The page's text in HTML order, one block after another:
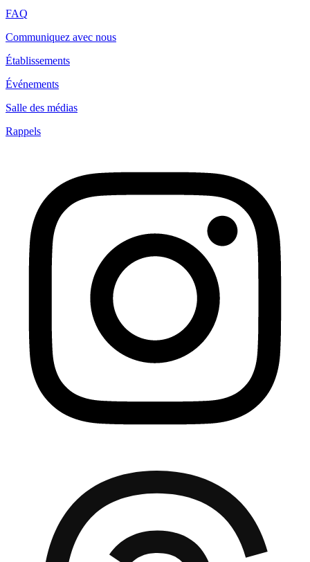
FAQ
Communiquez avec nous
Établissements
Événements
Salle des médias
Rappels